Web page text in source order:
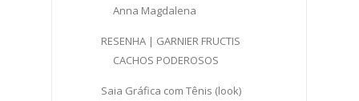
Anna Magdalena
RESENHA | GARNIER FRUCTIS
CACHOS PODEROSOS
Saia Gráfica com Tênis (look)